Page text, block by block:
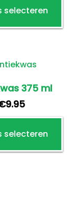
selecteren
375 ml
9.95
selecteren